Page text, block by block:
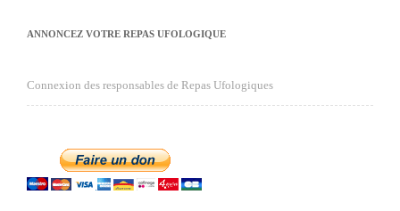
ANNONCEZ VOTRE REPAS UFOLOGIQUE
Connexion des responsables de Repas Ufologiques